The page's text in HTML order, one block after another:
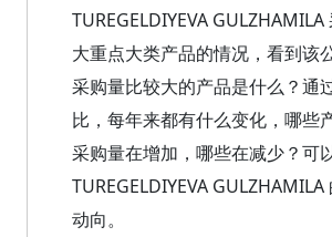
TUREGELDIYEVA
大重点大类产品的情况，看到该
采购量比较大的产品是什么？通
比，每年来都有什么变化，哪些
采购量在增加，哪些在减少？可
TUREGELDIYEVA
动向。